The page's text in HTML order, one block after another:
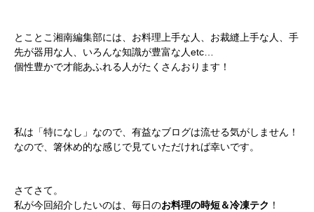
とことこ湘南編集部には、お料理上手な人、お裁縫上手な人、手
先が器用な人、いろんな知識が豊富な人etc…
個性豊かで才能あふれる人がたくさんおります！
私は「特になし」なので、有益なブログは流せる気がしません！
なので、箸休め的な感じで見ていただければ幸いです。
さてさて。
私が今回紹介したいのは、毎日のお料理の時短＆冷凍テク ！